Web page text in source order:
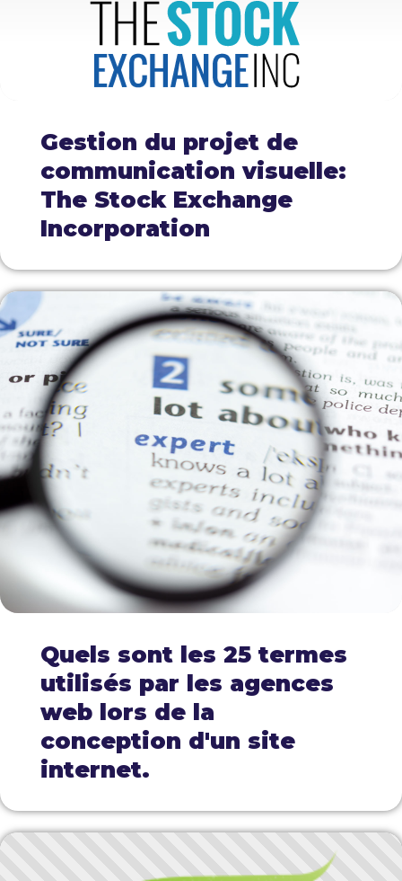
Gestion du projet de
communication visuelle:
The Stock Exchange
Incorporation
Quels sont les 25 termes
utilisés par les agences
web lors de la
conception d'un site
internet.